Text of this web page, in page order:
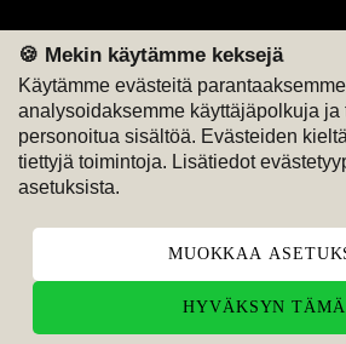
🍪 Mekin käytämme keksejä
Käytämme evästeitä
analysoidaksemme käyttäjäpolkuja ja
personoitua sisältöä. Evästeiden
tiettyjä toimintoja. Lisätiedot
asetuksista.
MUOKKAA
HYVÄKSYN
Maksutavat
M